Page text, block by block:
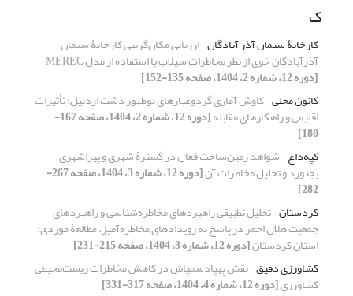
ک
کارخانۀ سیمان آذر آبادگان ارزیابی مکان‌گزینی کارخانۀ سیمان
آذرآبادگان خوی از نظر مخاطرات سیلاب با استفاده از مدل MEREC
[دوره 12، شماره 2، 1404، صفحه 135-152]
کانون محلی کاوش آماری گردوغبارهای نوظهور دشت اردبیل: تأثیرات
اقلیمی و راهکارهای مقابله [دوره 12، شماره 2، 1404، صفحه 167-
180]
کپه‌داغ شواهد زمین‌ساخت فعال در گسترۀ شهری و پیراشهری
بجنورد و تحلیل مخاطرات آن [دوره 12، شماره 3، 1404، صفحه 267-
282]
کردستان تحلیل تطبیقی راهبردهای مخاطره‌شناسی و راهبردهای
جمعیت هلال احمر در پاسخ به رویدادهای مخاطره‌آمیز، مطالعۀ موردی:
استان کردستان[دوره 12، شماره 3، 1404، صفحه 215-231]
کشاورزی دقیق نقش پهپادسمپاش در کاهش مخاطرات زیست‌محیطی
کشاورزی[دوره 12، شماره 4، 1404، صفحه 317-331]